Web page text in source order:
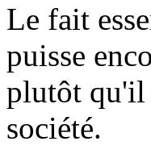
Le fait
puisse
plutôt qu'il
société.